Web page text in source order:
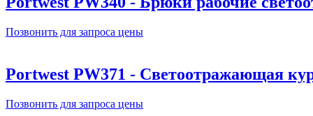
Позвонить для запроса цены
Portwest PW371 - Светоотражающая
Позвонить для запроса цены